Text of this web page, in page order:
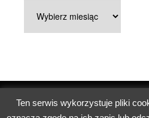
Copyright © 2026 Parafia pw.
Ten serwis wykorzystuje pliki